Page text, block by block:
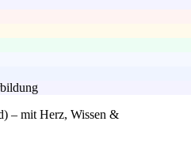
– mit Herz, Wissen &